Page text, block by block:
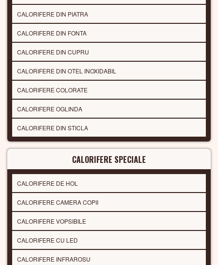
CALORIFERE DIN PIATRA
CALORIFERE DIN FONTA
CALORIFERE DIN CUPRU
CALORIFERE DIN OTEL INOXIDABIL
CALORIFERE COLORATE
CALORIFERE OGLINDA
CALORIFERE DIN STICLA
CALORIFERE SPECIALE
CALORIFERE DE HOL
CALORIFERE CAMERA COPII
CALORIFERE VOPSIBILE
CALORIFERE CU LED
CALORIFERE INFRAROSU